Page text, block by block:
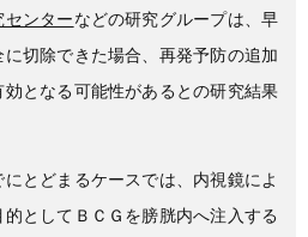
センターなどの研究グループは、早
切除できた場合、再発予防の追加
となる可能性があるとの研究結果
にとどまるケースでは、内視鏡によ
としてＢＣＧを膀胱内へ注入する